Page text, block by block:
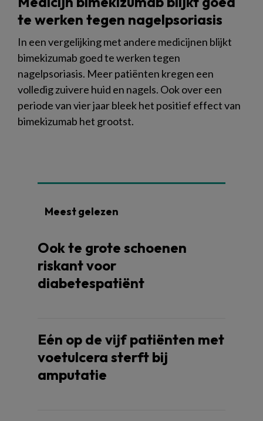
te werken tegen nagelpsoriasis
In een vergelijking met andere medicijnen blijkt
bimekizumab goed te werken tegen
nagelpsoriasis. Meer patiënten kregen een
volledig zuivere huid en nagels. Ook over een
periode van vier jaar bleek het positief effect van
bimekizumab het grootst.
Meest gelezen
Ook te grote schoenen
riskant voor
diabetespatiënt
Eén op de vijf patiënten met
voetulcera sterft bij
amputatie